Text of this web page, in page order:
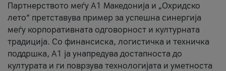
Партнерството меѓу A1 Македонија и „Охридско
лето“ претставува пример за успешна синергија
меѓу корпоративната одговорност и културната
традиција. Со финансиска, логистичка и техничка
поддршка, A1 ја унапредува достапноста до
културата и ги поврзува технологијата и уметноста